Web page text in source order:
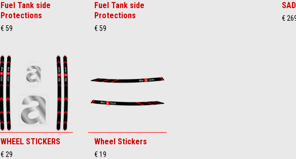
Fuel Tank side
Protections
€ 59
Fuel Tank side
Protections
€ 59
€
WHEEL STICKERS
€ 29
Wheel Stickers
€ 19